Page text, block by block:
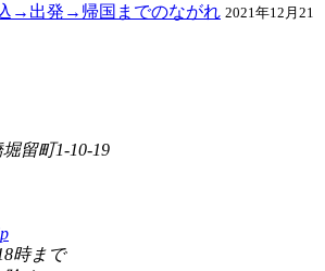
→出発→帰国までのながれ 2021年12月21
留町1-10-19
時まで